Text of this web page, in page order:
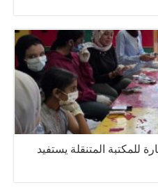
العامة تنظم 19 زيارة للمكتبة المتنقلة يستفيد